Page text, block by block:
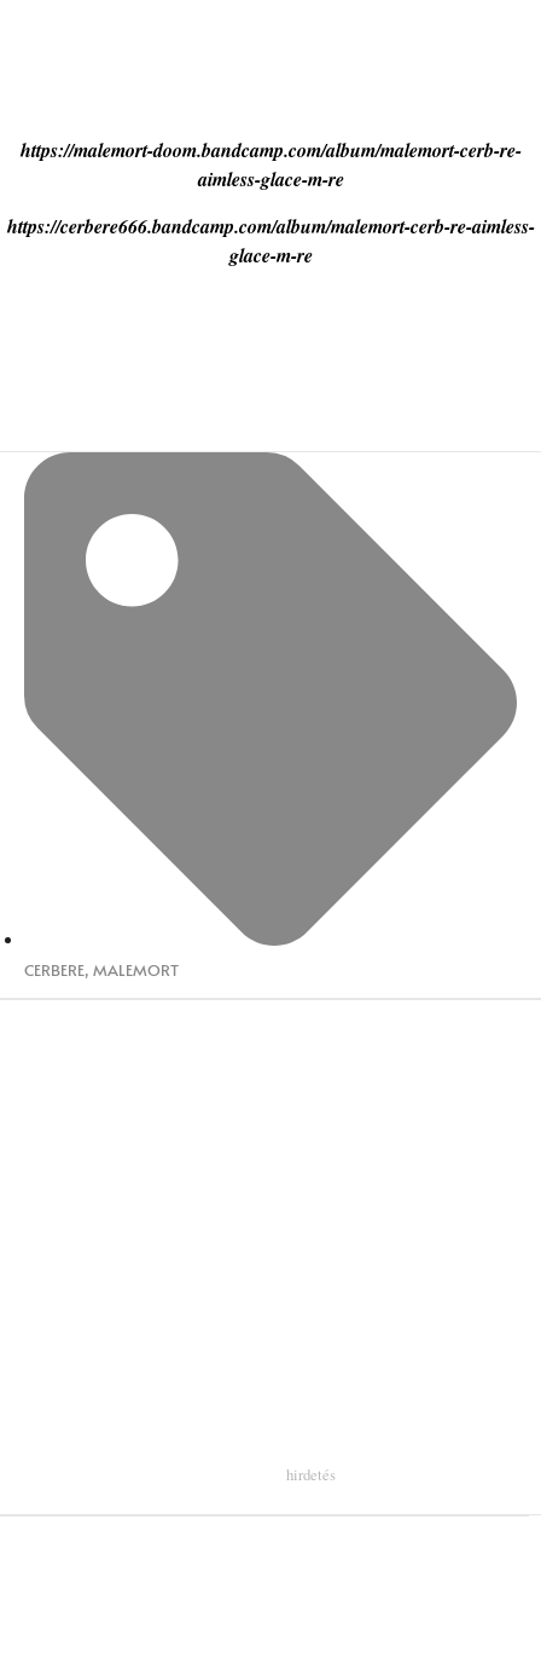
https://malemort-doom.bandcamp.com/album/malemort-cerb-re-
aimless-glace-m-re
https://cerbere666.bandcamp.com/album/malemort-cerb-re-aimless-
glace-m-re
CERBERE, MALEMORT